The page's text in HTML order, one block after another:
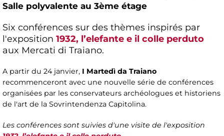
Salle polyvalente au 3ème étage
Six conférences sur des thèmes inspirés par
l'exposition 1932, l’elefante e il colle perduto
aux Mercati di Traiano.
A partir du 24 janvier, I Martedì da Traiano
recommenceront avec une nouvelle série de conférences
organisées par les conservateurs archéologues et historiens
de l'art de la Sovrintendenza Capitolina.
Les conférences sont suivies d'une visite de l'exposition